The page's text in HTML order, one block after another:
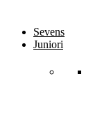
Sevens
Juniori